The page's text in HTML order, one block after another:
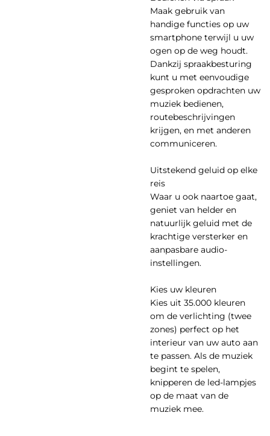
Maak gebruik van
handige functies op uw
smartphone terwijl u uw
ogen op de weg houdt.
Dankzij spraakbesturing
kunt u met eenvoudige
gesproken opdrachten uw
muziek bedienen,
routebeschrijvingen
krijgen, en met anderen
communiceren.
Uitstekend geluid op elke
reis
Waar u ook naartoe gaat,
geniet van helder en
natuurlijk geluid met de
krachtige versterker en
aanpasbare audio-
instellingen.
Kies uw kleuren
Kies uit 35.000 kleuren
om de verlichting (twee
zones) perfect op het
interieur van uw auto aan
te passen. Als de muziek
begint te spelen,
knipperen de led-lampjes
op de maat van de
muziek mee.